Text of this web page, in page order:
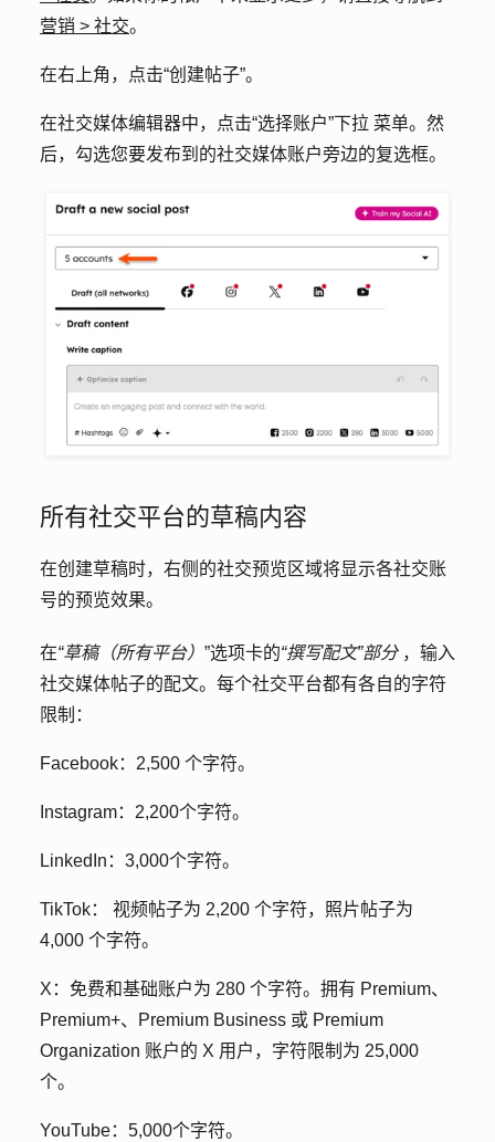
营销 > 社交。
在右上角，点击“创建帖子”。
在社交媒体编辑器中，点击“选择账户”下拉 菜单。然
后，勾选您要发布到的社交媒体账户旁边的复选框。
所有社交平台的草稿内容
在创建草稿时，右侧的社交预览区域将显示各社交账
号的预览效果。
在“草稿（所有平台） ”选项卡的“撰写配文”部分 ，输入
社交媒体帖子的配文。每个社交平台都有各自的字符
限制：
Facebook： 2,500 个字符。
Instagram： 2,200个字符。
LinkedIn： 3,000个字符。
TikTok：
视频帖子为 2,200 个字符，照片帖子为
4,000 个字符。
X： 免费和基础账户为 280 个字符。拥有 Premium、
Premium+、Premium Business 或 Premium
Organization 账户的 X 用户，字符限制为 25,000
个。
YouTube： 5,000个字符。